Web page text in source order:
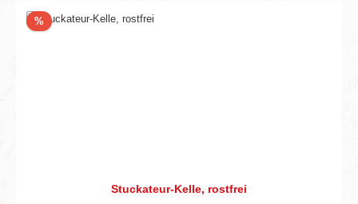
%Rabatt
Stuckateur-Kelle, rostfrei